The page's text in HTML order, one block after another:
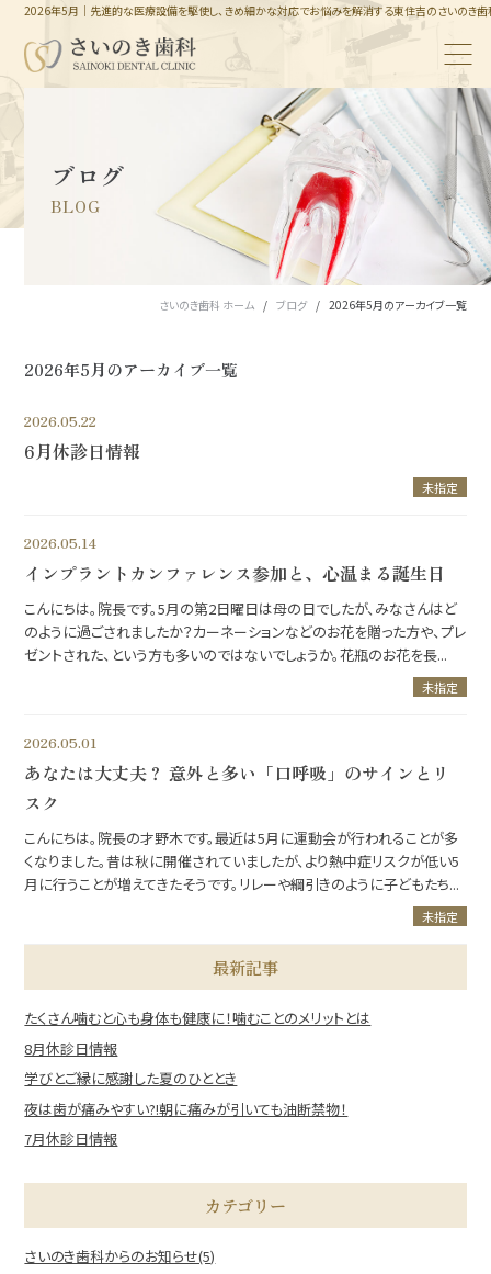
2026年5月｜先進的な医療設備を駆使し、きめ細かな対応でお悩みを解消する東住吉のさいのき歯
ブログ
BLOG
さいのき歯科 ホーム ブログ 2026年5月のアーカイブ一覧
2026年5月のアーカイブ一覧
2026.05.22
6月休診日情報
未指定
2026.05.14
インプラントカンファレンス参加と、心温まる誕生日
こんにちは。院長です。5月の第2日曜日は母の日でしたが、みなさんはど
のように過ごされましたか？カーネーションなどのお花を贈った方や、プレ
ゼントされた、という方も多いのではないでしょうか。花瓶のお花を長...
未指定
2026.05.01
あなたは大丈夫？ 意外と多い「口呼吸」のサインとリ
スク
こんにちは。院長の才野木です。最近は5月に運動会が行われることが多
くなりました。昔は秋に開催されていましたが、より熱中症リスクが低い5
月に行うことが増えてきたそうです。リレーや綱引きのように子どもたち...
未指定
最新記事
たくさん噛むと心も身体も健康に！噛むことのメリットとは
8月休診日情報
学びとご縁に感謝した夏のひととき
夜は歯が痛みやすい?!朝に痛みが引いても油断禁物！
7月休診日情報
カテゴリー
さいのき歯科からのお知らせ(5)